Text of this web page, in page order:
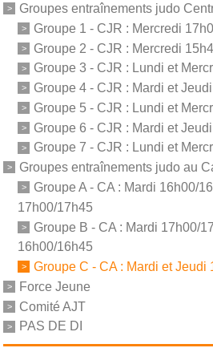
Groupes entraînements judo
Groupe 1 - CJR : Mercredi
Groupe 2 - CJR : Mercredi
Groupe 3 - CJR : Lundi et
Groupe 4 - CJR : Mardi et
Groupe 5 - CJR : Lundi et
Groupe 6 - CJR : Mardi et
Groupe 7 - CJR : Lundi et
Groupes entraînements judo au
Groupe A - CA : Mardi 16h00/
17h00/17h45
Groupe B - CA : Mardi 17h00/
16h00/16h45
Groupe C - CA : Mardi et Jeudi
Force Jeune
Comité AJT
PAS DE DI